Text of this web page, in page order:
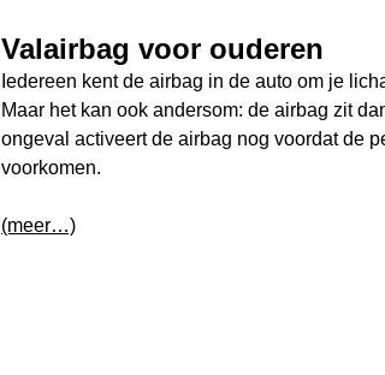
Valairbag voor ouderen
Iedereen kent de airbag in de auto om je
Maar het kan ook andersom: de airbag zit
ongeval activeert de airbag nog voordat de
voorkomen.
(meer…)